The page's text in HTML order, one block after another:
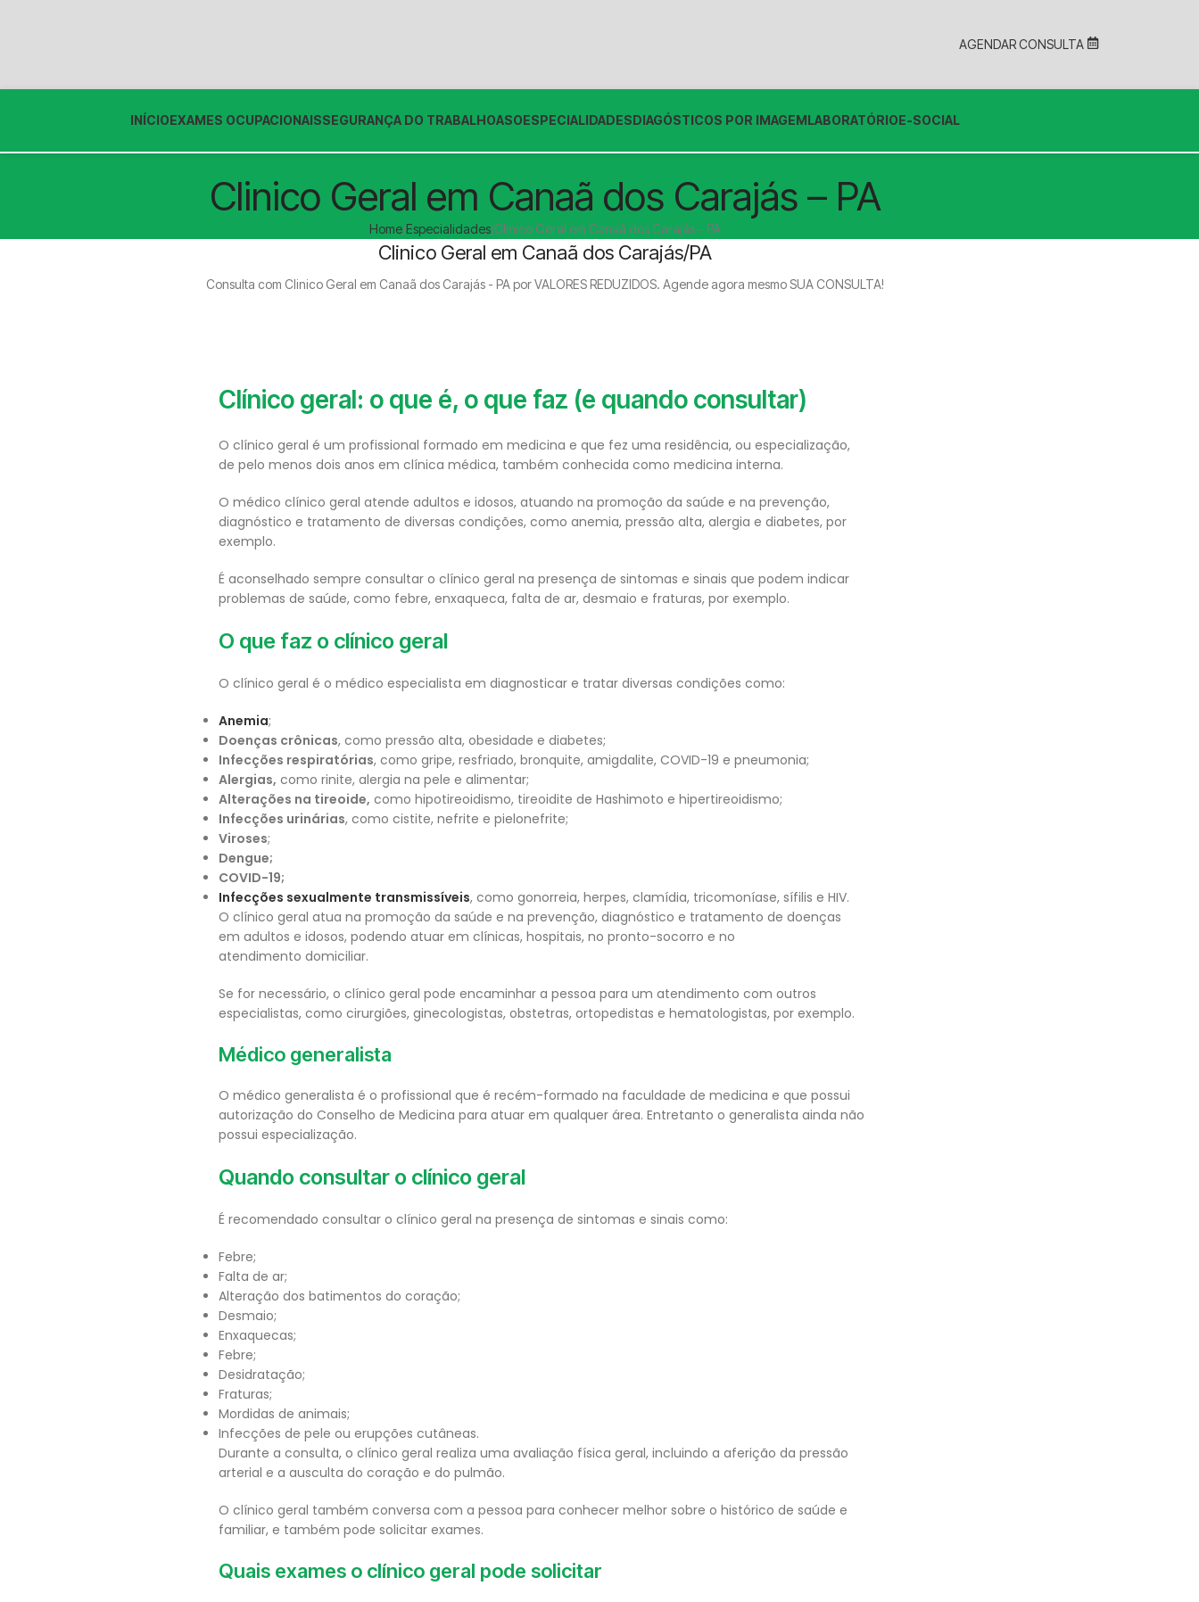
AGENDAR CONSULTA
INÍCIOEXAMES OCUPACIONAISSEGURANÇA DO TRABALHOASOESPECIALIDADESDIAGÓSTICOS POR IMAGEMLABORATÓRIOE-SOCIAL
Clinico Geral em Canaã dos Carajás – PA
Home Especialidades Clinico Geral em Canaã dos Carajás – PA
Clinico Geral em Canaã dos Carajás/PA
Consulta com Clinico Geral em Canaã dos Carajás - PA por VALORES REDUZIDOS. Agende agora mesmo SUA CONSULTA!
Clínico geral: o que é, o que faz (e quando consultar)
O clínico geral é um profissional formado em medicina e que fez uma residência, ou especialização,
de pelo menos dois anos em clínica médica, também conhecida como medicina interna.
O médico clínico geral atende adultos e idosos, atuando na promoção da saúde e na prevenção,
diagnóstico e tratamento de diversas condições, como anemia, pressão alta, alergia e diabetes, por
exemplo.
É aconselhado sempre consultar o clínico geral na presença de sintomas e sinais que podem indicar
problemas de saúde, como febre, enxaqueca, falta de ar, desmaio e fraturas, por exemplo.
O que faz o clínico geral
O clínico geral é o médico especialista em diagnosticar e tratar diversas condições como:
Anemia;
Doenças crônicas, como pressão alta, obesidade e diabetes;
Infecções respiratórias, como gripe, resfriado, bronquite, amigdalite, COVID-19 e pneumonia;
Alergias, como rinite, alergia na pele e alimentar;
Alterações na tireoide, como hipotireoidismo, tireoidite de Hashimoto e hipertireoidismo;
Infecções urinárias, como cistite, nefrite e pielonefrite;
Viroses;
Dengue;
COVID-19;
Infecções sexualmente transmissíveis, como gonorreia, herpes, clamídia, tricomoníase, sífilis e HIV.
O clínico geral atua na promoção da saúde e na prevenção, diagnóstico e tratamento de doenças
em adultos e idosos, podendo atuar em clínicas, hospitais, no pronto-socorro e no
atendimento domiciliar.
Se for necessário, o clínico geral pode encaminhar a pessoa para um atendimento com outros
especialistas, como cirurgiões, ginecologistas, obstetras, ortopedistas e hematologistas, por exemplo.
Médico generalista
O médico generalista é o profissional que é recém-formado na faculdade de medicina e que possui
autorização do Conselho de Medicina para atuar em qualquer área. Entretanto o generalista ainda não
possui especialização.
Quando consultar o clínico geral
É recomendado consultar o clínico geral na presença de sintomas e sinais como:
Febre;
Falta de ar;
Alteração dos batimentos do coração;
Desmaio;
Enxaquecas;
Febre;
Desidratação;
Fraturas;
Mordidas de animais;
Infecções de pele ou erupções cutâneas.
Durante a consulta, o clínico geral realiza uma avaliação física geral, incluindo a aferição da pressão
arterial e a ausculta do coração e do pulmão.
O clínico geral também conversa com a pessoa para conhecer melhor sobre o histórico de saúde e
familiar, e também pode solicitar exames.
Quais exames o clínico geral pode solicitar